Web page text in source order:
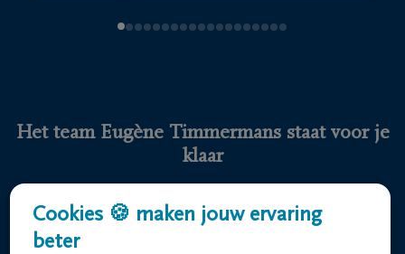
Uitvaartzorg Eugène Timmermans DELA | Berchem
Uitvaartzorg Eugène Timmermans DELA | Antwerpen
03 440 52 19
Cookies 🍪 maken jouw ervaring
beter